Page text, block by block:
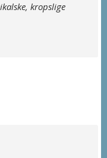
kropslige